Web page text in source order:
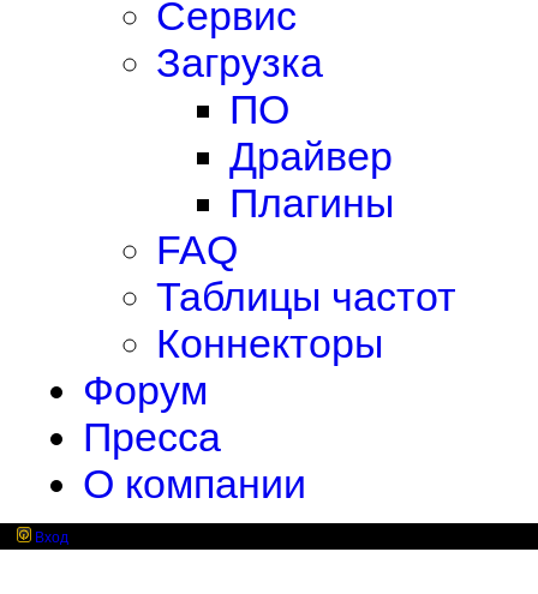
Сервис
Загрузка
ПО
Драйвер
Плагины
FAQ
Таблицы частот
Коннекторы
Форум
Пресса
О компании
Вход